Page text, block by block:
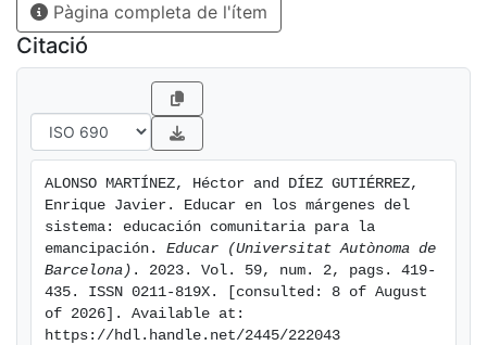
crítico, que, al contener valores prosociales,
contribuye al desarrollo social. El participar en
Espacio Mestizo, desde su vertiente de educación
social, popular y comunitaria, supuso involucrarse de
forma consciente y comprometida en un proyecto
común y participado colectivamente, de forma
democrática, que también generó una cierta cohesión
entre barrios.
Pàgina completa de l'ítem
Citació
ALONSO MARTÍNEZ, Héctor and DÍEZ GUTIÉRREZ,
Enrique Javier. Educar en los márgenes del
sistema: educación comunitaria para la
emancipación. Educar (Universitat Autònoma de
Barcelona) . 2023. Vol. 59, num. 2, pags. 419-
435. ISSN 0211-819X. [consulted: 8 of August
of 2026]. Available at:
https://hdl.handle.net/2445/222043